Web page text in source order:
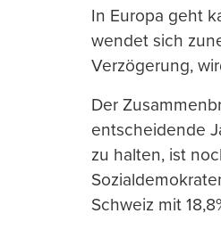
In Europa geht
wendet sich
Verzögerung,
Der
entscheidende
zu halten, ist
Schweiz mit